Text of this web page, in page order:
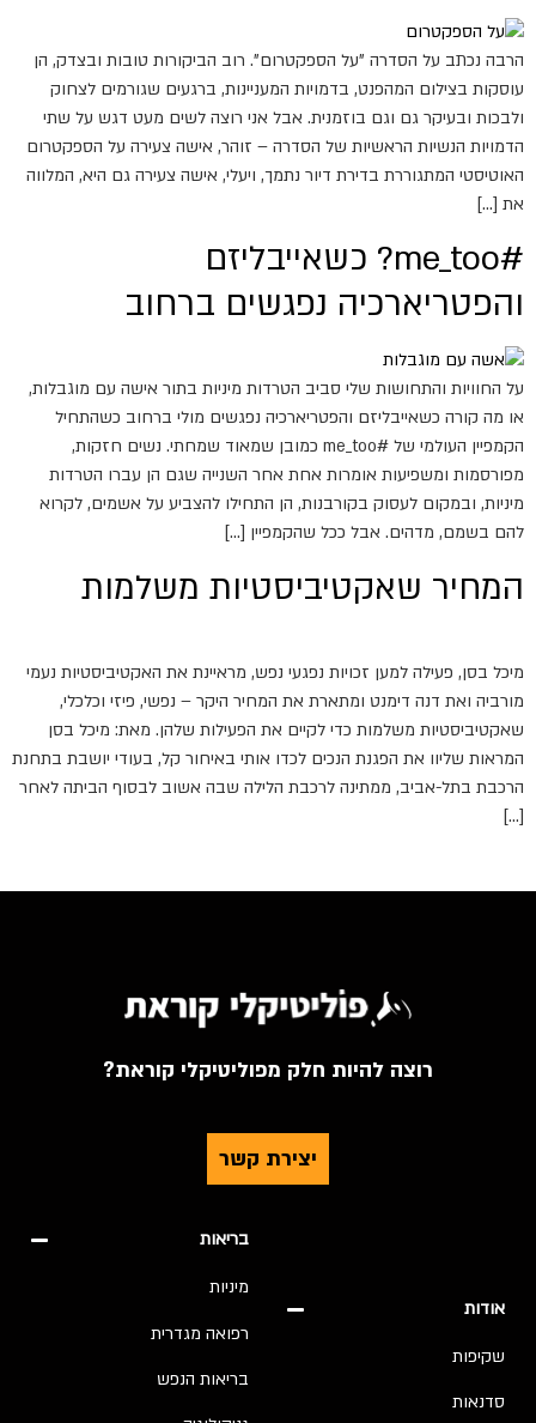
הרבה נכתב על הסדרה "על הספקטרום". רוב הביקורות טובות ובצדק, הן
עוסקות בצילום המהפנט, בדמויות המעניינות, ברגעים שגורמים לצחוק
ולבכות ובעיקר גם וגם בוזמנית. אבל אני רוצה לשים מעט דגש על שתי
הדמויות הנשיות הראשיות של הסדרה – זוהר, אישה צעירה על הספקטרום
האוטיסטי המתגוררת בדירת דיור נתמך, ויעלי, אישה צעירה גם היא, המלווה
את […]
#me_too? כשאייבליזם
והפטריארכיה נפגשים ברחוב
על החוויות והתחושות שלי סביב הטרדות מיניות בתור אישה עם מוגבלות,
או מה קורה כשאייבליזם והפטריארכיה נפגשים מולי ברחוב כשהתחיל
הקמפיין העולמי של #me_too כמובן שמאוד שמחתי. נשים חזקות,
מפורסמות ומשפיעות אומרות אחת אחר השנייה שגם הן עברו הטרדות
מיניות, ובמקום לעסוק בקורבנות, הן התחילו להצביע על אשמים, לקרוא
להם בשמם, מדהים. אבל ככל שהקמפיין […]
המחיר שאקטיביסטיות משלמות
מיכל בסן, פעילה למען זכויות נפגעי נפש, מראיינת את האקטיביסטיות נעמי
מורביה ואת דנה דימנט ומתארת את המחיר היקר – נפשי, פיזי וכלכלי,
שאקטיביסטיות משלמות כדי לקיים את הפעילות שלהן. מאת: מיכל בסן
המראות שליוו את הפגנת הנכים לכדו אותי באיחור קל, בעודי יושבת בתחנת
הרכבת בתל-אביב, ממתינה לרכבת הלילה שבה אשוב לבסוף הביתה לאחר
[…]
רוצה להיות חלק מפוליטיקלי קוראת?
יצירת קשר
אודות
שקיפות
סדנאות
בריאות
מיניות
רפואה מגדרית
בריאות הנפש